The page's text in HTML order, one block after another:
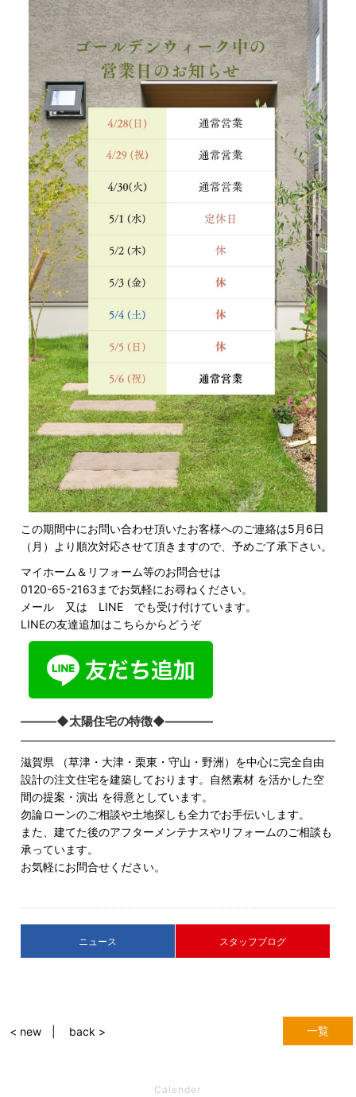
この期間中にお問い合わせ頂いたお客様へのご連絡は5月6日
（月）より順次対応させて頂きますので、予めご了承下さい。
マイホーム＆リフォーム等のお問合せは
0120-65-2163までお気軽にお尋ねください。
メール 又は LINE でも受け付けています。
LINEの友達追加はこちらからどうぞ
―――◆太陽住宅の特徴◆――――
滋賀県 （草津・大津・栗東・守山・野洲）を中心に完全自由
設計の注文住宅を建築しております。自然素材 を活かした空
間の提案・演出 を得意としています。
勿論ローンのご相談や土地探しも全力でお手伝いします。
また、建てた後のアフターメンテナスやリフォームのご相談も
承っています。
お気軽にお問合せください。
ニュース スタッフブログ
一覧
< new back >
Calender